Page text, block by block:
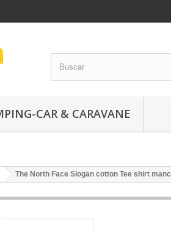
CAR & CARAVANE
The North Face Slogan cotton Tee shirt